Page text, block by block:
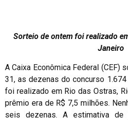
Sorteio de ontem foi realizado
Janeiro
A Caixa Econômica Federal (CEF)
31, as dezenas do concurso
foi realizado em Rio das Ostras,
prêmio era de R$ 7,5 milhões.
seis dezenas. A estimativa de